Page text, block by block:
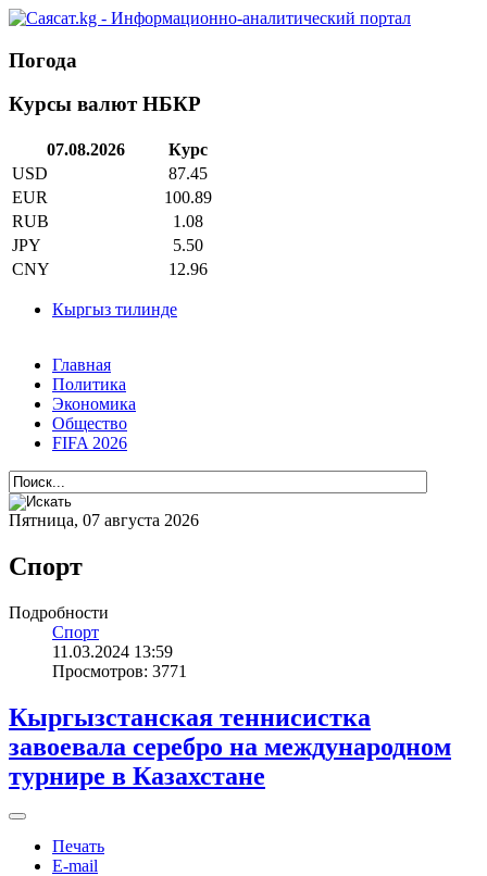
Погода
Курсы валют НБКР
07.08.2026
Курс
USD
87.45
EUR
100.89
RUB
1.08
JPY
5.50
CNY
12.96
Кыргыз тилинде
Главная
Политика
Экономика
Общество
FIFA 2026
Пятница, 07 августа 2026
Спорт
Подробности
Спорт
11.03.2024 13:59
Просмотров: 3771
Кыргызстанская теннисистка
завоевала серебро на международном
турнире в Казахстане
Печать
E-mail